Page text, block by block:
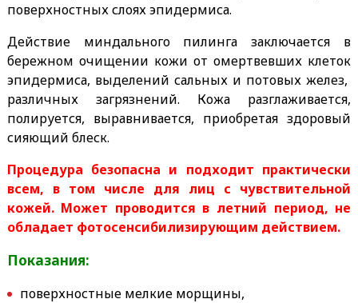
поверхностных слоях эпидермиса.
Действие миндального пилинга заключается в
бережном очищении кожи от омертвевших клеток
эпидермиса, выделений сальных и потовых желез,
различных загрязнений. Кожа разглаживается,
полируется, выравнивается, приобретая здоровый
сияющий блеск.
Процедура безопасна и подходит практически
всем, в том числе для лиц с чувствительной
кожей. Может проводится в летний период, не
обладает фотосенсибилизирующим действием.
Показания:
поверхностные мелкие морщины,